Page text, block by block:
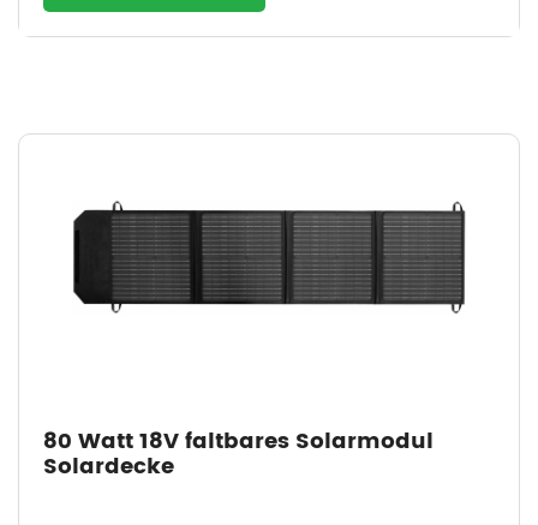
80 Watt 18V faltbares Solarmodul
Solardecke